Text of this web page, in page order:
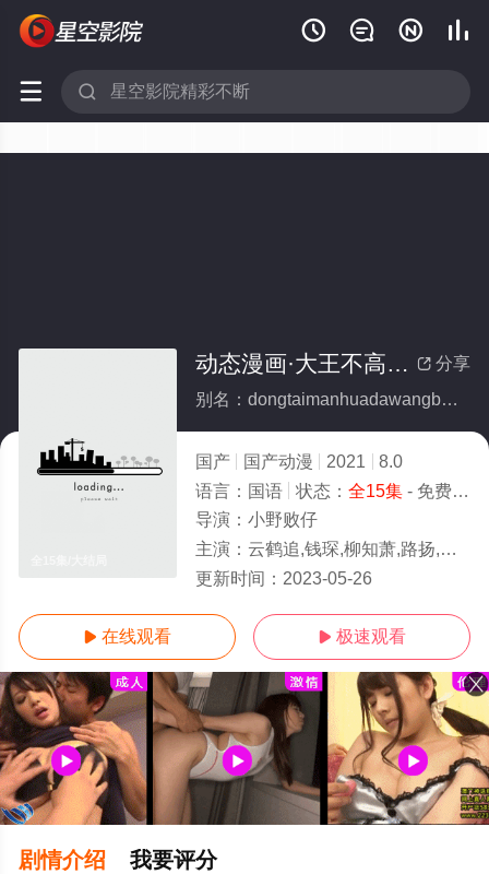
   
 
 分享
动态漫画·大王不高兴第二季(全集)
别名：dongtaimanhuadawangbugaoxingdierji
国产 国产动漫 2021
8.0
语言： 国语 状态： 全15集- 免费在线观看
导演： 小野败仔
主演： 云鹤追,钱琛,柳知萧,路扬,大白
更新时间： 2023-05-26
 在线观看  极速观看
剧情介绍 我要评分